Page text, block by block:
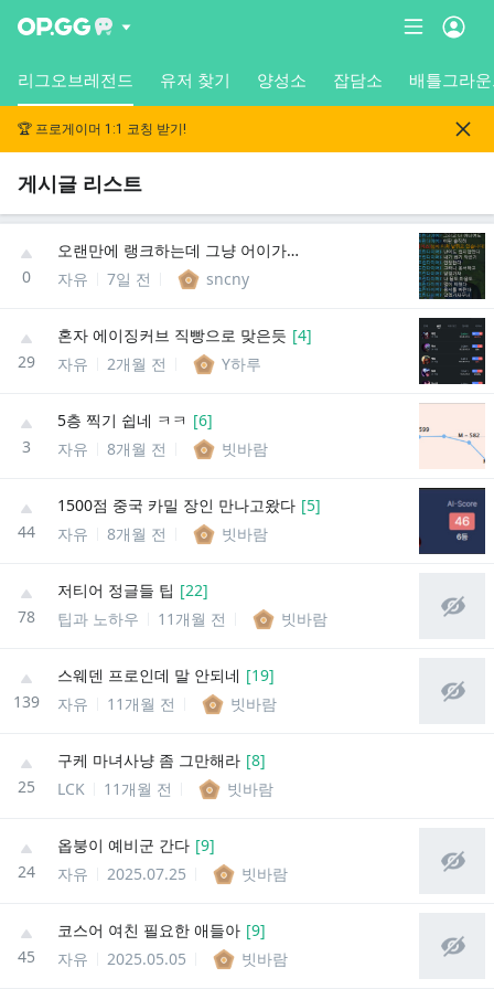
리그오브레전드 유저 찾기 양성소 잡담소 배틀그라
🏆 프로게이머 1:1 코칭 받기!
게시글 리스트
0
오랜만에 랭크하는데 그냥 어이가 없어서 웃기네
자유
7일 전 sncny
29
혼자 에이징커브 직빵으로 맞은듯 [4]
자유
2개월 전 Y하루
3
5층 찍기 쉽네 ㅋㅋ [6]
자유
8개월 전 빗바람
44
1500점 중국 카밀 장인 만나고왔다 [5]
자유
8개월 전 빗바람
78
저티어 정글들 팁 [22]
팁과 노하우
11개월 전 빗바람
139
스웨덴 프로인데 말 안되네 [19]
자유
11개월 전 빗바람
25
구케 마녀사냥 좀 그만해라 [8]
LCK
11개월 전 빗바람
24
옵붕이 예비군 간다 [9]
자유
2025.07.25 빗바람
45
코스어 여친 필요한 애들아 [9]
자유
2025.05.05 빗바람